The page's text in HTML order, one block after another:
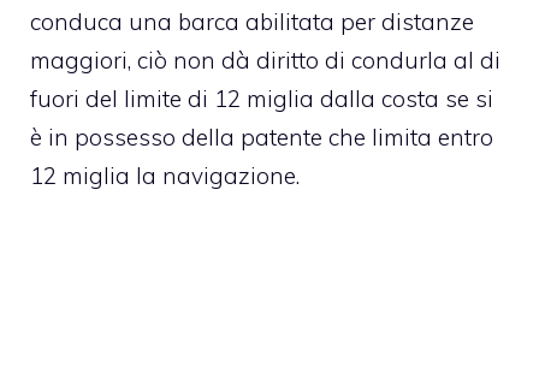
conduca una barca abilitata per distanze
maggiori, ciò non dà diritto di condurla al di
fuori del limite di 12 miglia dalla costa se si
è in possesso della patente che limita entro
12 miglia la navigazione.